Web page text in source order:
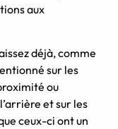
aux
déjà, comme
sur les
ou
et sur les
ceux-ci ont un